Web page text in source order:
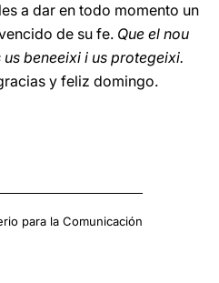
a dar en todo momento un
de su fe. Que el nou
beneeixi i us protegeixi.
y feliz domingo.
para la Comunicación